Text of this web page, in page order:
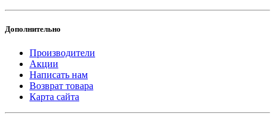
Дополнительно
Производители
Акции
Написать нам
Возврат товара
Карта сайта